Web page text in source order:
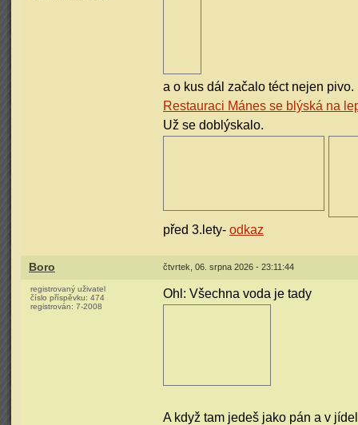
a o kus dál začalo téct nejen pivo.
Restauraci Mánes se blýská na
Už se doblýskalo.
před 3.lety- odkaz
Boro čtvrtek, 06. srpna 2026 - 23:11:44
registrovaný uživatel
číslo příspěvku: 474
registrován: 7-2008
Ohl: Všechna voda je tady
A když tam jedeš jako pán a v